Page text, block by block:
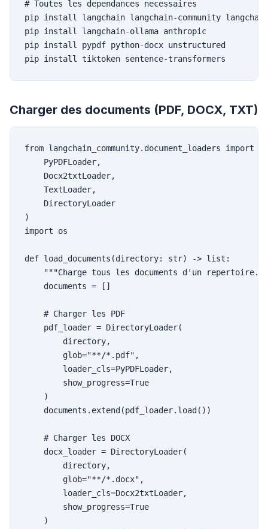
# Toutes les dependances necessaires
pip install langchain langchain-community
pip install langchain-ollama anthropic
pip install pypdf python-docx unstructured
pip install tiktoken sentence-transformers
Charger des documents (PDF, DOCX, TXT)
from langchain_community.document_loaders import (
    PyPDFLoader,
    Docx2txtLoader,
    TextLoader,
    DirectoryLoader
)
import os
def load_documents(directory: str) -> list:
"""Charge tous les documents d'un
    documents = []
    # Charger les PDF
    pdf_loader = DirectoryLoader(
        directory,
        glob="**/*.pdf",
        loader_cls=PyPDFLoader,
        show_progress=True
    )
    documents.extend(pdf_loader.load())
    # Charger les DOCX
    docx_loader = DirectoryLoader(
        directory,
        glob="**/*.docx",
        loader_cls=Docx2txtLoader,
        show_progress=True
    )